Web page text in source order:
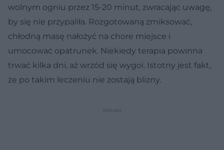
wolnym ogniu przez 15-20 minut, zwracając uwagę,
by się nie przypaliła. Rozgotowaną zmiksować,
chłodną masę nałożyć na chore miejsce i
umocować opatrunek. Niekiedy terapia powinna
trwać kilka dni, aż wrzód się wygoi. Istotny jest fakt,
że po takim leczeniu nie zostają blizny.